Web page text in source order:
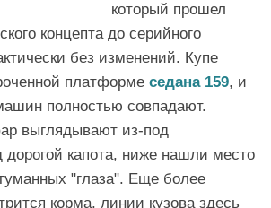
который прошел
концепта до серийного
без изменений. Купе
платформе седана 159, и
полностью совпадают.
выглядывают из-под
капота, ниже нашли место
"глаза". Еще более
корма, линии кузова здесь